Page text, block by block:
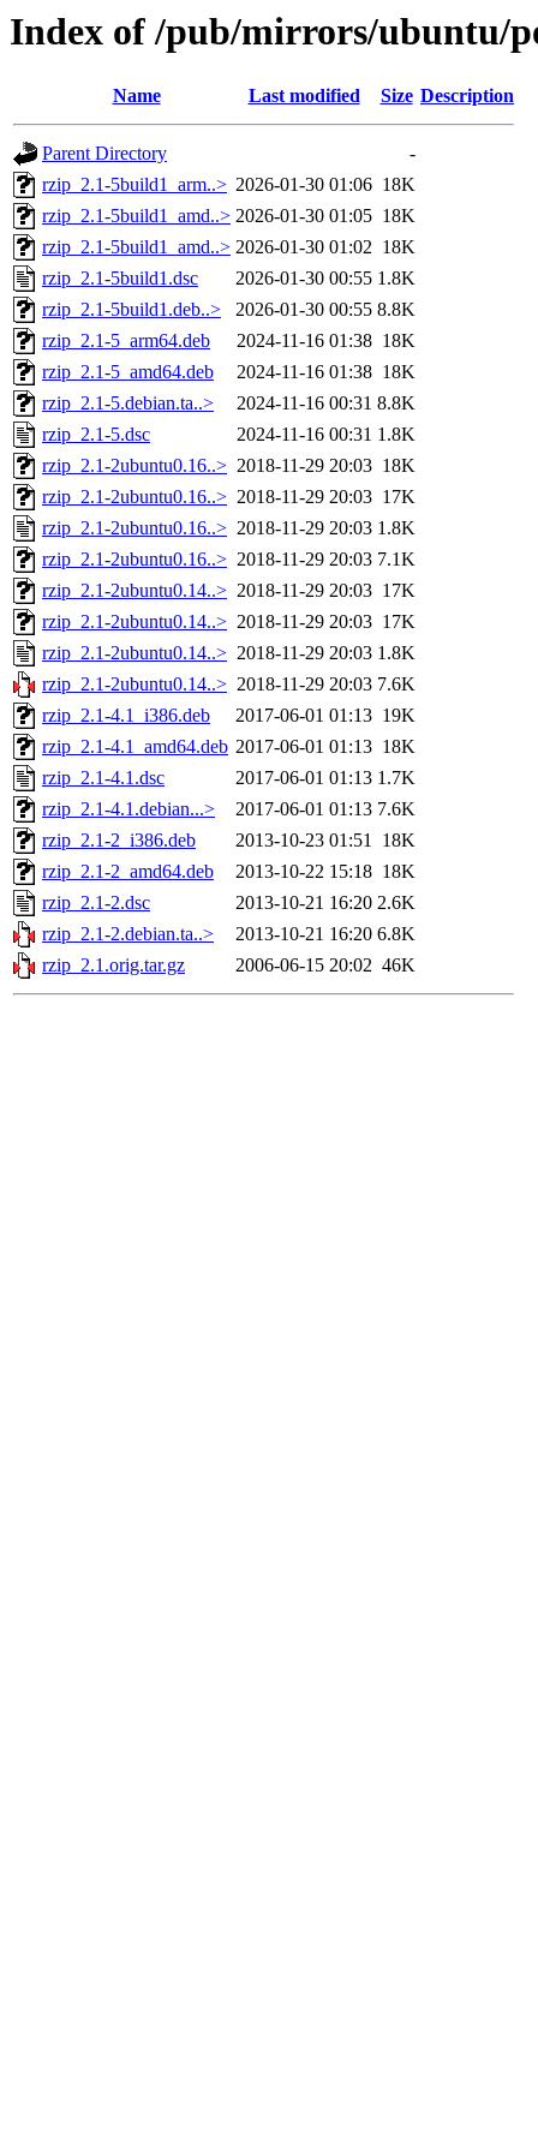
Index of /pub/mirrors/ubuntu/
Name Last modified Size Description
Parent Directory
-
rzip_2.1-5build1_arm..> 2026-01-30 01:06 18K
rzip_2.1-5build1_amd..> 2026-01-30 01:05 18K
rzip_2.1-5build1_amd..> 2026-01-30 01:02 18K
rzip_2.1-5build1.dsc
2026-01-30 00:55 1.8K
rzip_2.1-5build1.deb..>
2026-01-30 00:55 8.8K
rzip_2.1-5_arm64.deb
2024-11-16 01:38 18K
rzip_2.1-5_amd64.deb
2024-11-16 01:38 18K
rzip_2.1-5.debian.ta..>
2024-11-16 00:31 8.8K
rzip_2.1-5.dsc
2024-11-16 00:31 1.8K
rzip_2.1-2ubuntu0.16..> 2018-11-29 20:03 18K
rzip_2.1-2ubuntu0.16..> 2018-11-29 20:03 17K
rzip_2.1-2ubuntu0.16..> 2018-11-29 20:03 1.8K
rzip_2.1-2ubuntu0.16..> 2018-11-29 20:03 7.1K
rzip_2.1-2ubuntu0.14..> 2018-11-29 20:03 17K
rzip_2.1-2ubuntu0.14..> 2018-11-29 20:03 17K
rzip_2.1-2ubuntu0.14..> 2018-11-29 20:03 1.8K
rzip_2.1-2ubuntu0.14..> 2018-11-29 20:03 7.6K
rzip_2.1-4.1_i386.deb
2017-06-01 01:13 19K
rzip_2.1-4.1_amd64.deb 2017-06-01 01:13 18K
rzip_2.1-4.1.dsc
2017-06-01 01:13 1.7K
rzip_2.1-4.1.debian...>
2017-06-01 01:13 7.6K
rzip_2.1-2_i386.deb
2013-10-23 01:51 18K
rzip_2.1-2_amd64.deb
2013-10-22 15:18 18K
rzip_2.1-2.dsc
2013-10-21 16:20 2.6K
rzip_2.1-2.debian.ta..>
2013-10-21 16:20 6.8K
rzip_2.1.orig.tar.gz
2006-06-15 20:02 46K